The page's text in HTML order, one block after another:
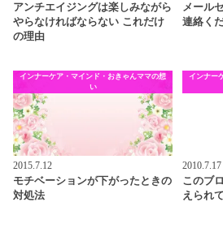
アンチエイジングは楽しみながら
やらなければならない これだけ
の理由
メール
連絡く
インナーケア・マインド・おきゃんママの想
い
2015.7.12
モチベーションが下がったときの
対処法
インナー
2010.7.17
このブ
えられ